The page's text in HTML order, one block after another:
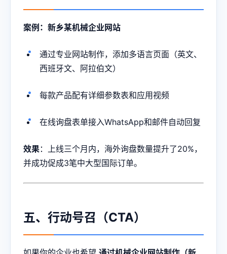
案例：新乡某机械企业网站
通过专业网站制作，添加多语言页面（英文、
西班牙文、阿拉伯文）
每款产品配有详细参数表和应用视频
在线询盘表单接入WhatsApp和邮件自动回复
效果：上线三个月内，海外询盘数量提升了20%，
并成功促成3笔中大型国际订单。
五、行动号召（CTA）